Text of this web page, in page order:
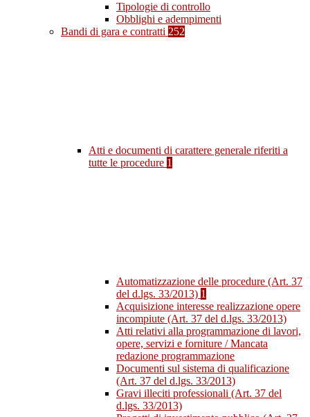
Tipologie di controllo
Obblighi e adempimenti
Bandi di gara e contratti 252
Atti e documenti di carattere generale riferiti a
tutte le procedure 1
Automatizzazione delle procedure (Art. 37
del d.lgs. 33/2013) 1
Acquisizione interesse realizzazione opere
incompiute (Art. 37 del d.lgs. 33/2013)
Atti relativi alla programmazione di lavori,
opere, servizi e forniture / Mancata
redazione programmazione
Documenti sul sistema di qualificazione
(Art. 37 del d.lgs. 33/2013)
Gravi illeciti professionali (Art. 37 del
d.lgs. 33/2013)